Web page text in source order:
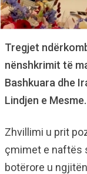
Tregjet
nënshkrimit të
Bashkuara dhe
Lindjen e Mesme.
Zhvillimi u prit
çmimet e naftës
botërore u